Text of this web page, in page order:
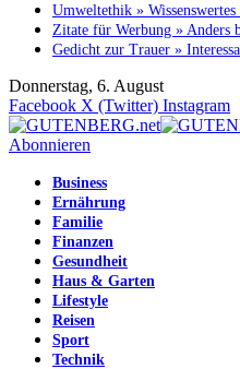
Umweltethik »
Zitate für Werbung » Anders
Gedicht zur Trauer »
Donnerstag, 6. August
Facebook X (Twitter) Instagram
Abonnieren
Business
Ernährung
Familie
Finanzen
Gesundheit
Haus & Garten
Lifestyle
Reisen
Sport
Technik